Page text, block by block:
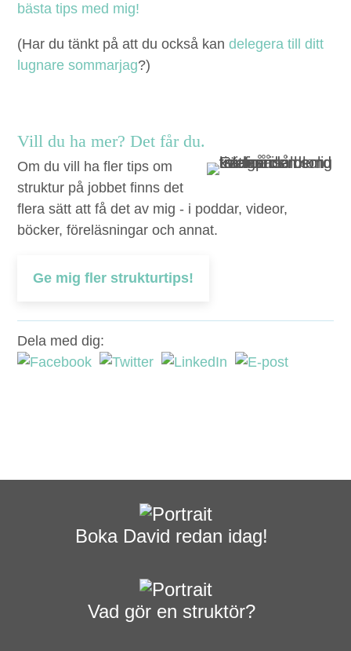
bäs­ta tips med mig!
(Har du tänkt på att du ock­så kandelegera till ditt
lugnare som­mar­jag?)
Vill du ha mer? Det får du.
Om du vill ha fler tips om
struktur på jobbet finns det
flera sätt att få det av mig - i poddar, videor,
böcker, föreläsningar och annat.
Ge mig fler strukturtips!
Dela med dig:
Boka David redan idag!
Vad gör en struktör?